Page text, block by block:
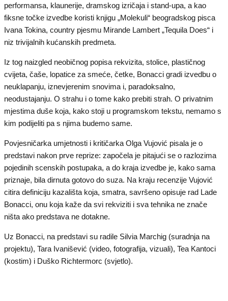
performansa, klaunerije, dramskog izričaja i stand-upa, a kao
fiksne točke izvedbe koristi knjigu „Molekuli“ beogradskog pisca
Ivana Tokina, country pjesmu Mirande Lambert „Tequila Does“ i
niz trivijalnih kućanskih predmeta.
Iz tog naizgled neobičnog popisa rekvizita, stolice, plastičnog
cvijeta, čaše, lopatice za smeće, četke, Bonacci gradi izvedbu o
neuklapanju, iznevjerenim snovima i, paradoksalno,
neodustajanju. O strahu i o tome kako prebiti strah. O privatnim
mjestima duše koja, kako stoji u programskom tekstu, nemamo s
kim podijeliti pa s njima budemo same.
Povjesničarka umjetnosti i kritičarka Olga Vujović pisala je o
predstavi nakon prve reprize: započela je pitajući se o razlozima
pojedinih scenskih postupaka, a do kraja izvedbe je, kako sama
priznaje, bila dirnuta gotovo do suza. Na kraju recenzije Vujović
citira definiciju kazališta koja, smatra, savršeno opisuje rad Lade
Bonacci, onu koja kaže da svi rekviziti i sva tehnika ne znače
ništa ako predstava ne dotakne.
Uz Bonacci, na predstavi su radile Silvia Marchig (suradnja na
projektu), Tara Ivanišević (video, fotografija, vizuali), Tea Kantoci
(kostim) i Duško Richtermorc (svjetlo).